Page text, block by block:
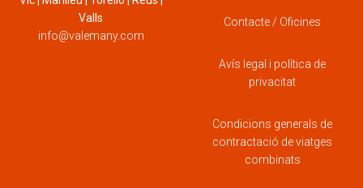
Valls
info@valemany.com
Contacte / Oficines
Avís legal i política de
privacitat
Condicions generals de
contractació de viatges
combinats